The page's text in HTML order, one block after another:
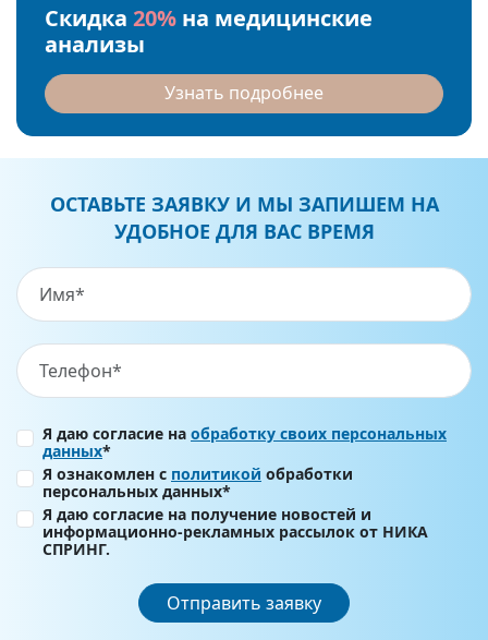
Скидка 20% на медицинские
анализы
Узнать подробнее
ОСТАВЬТЕ ЗАЯВКУ И МЫ ЗАПИШЕМ НА
УДОБНОЕ ДЛЯ ВАС ВРЕМЯ
Я даю согласие на обработку своих персональных
данных*
Я ознакомлен с политикой обработки
персональных данных*
Я даю согласие на получение новостей и
информационно-рекламных рассылок от НИКА
СПРИНГ.
Отправить заявку